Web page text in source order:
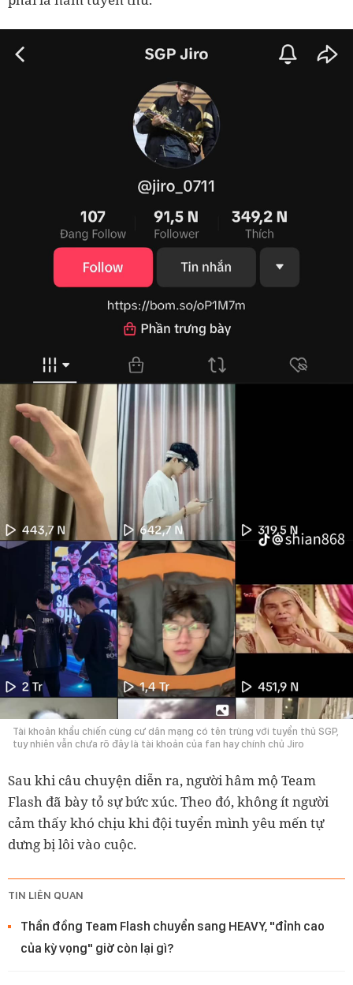
Tài khoản khẩu chiến cùng cư dân mạng có tên trùng với tuyển thủ SGP,
tuy nhiên vẫn chưa rõ đây là tài khoản của fan hay chính chủ Jiro
Sau khi câu chuyện diễn ra, người hâm mộ Team
Flash đã bày tỏ sự bức xúc. Theo đó, không ít người
cảm thấy khó chịu khi đội tuyển mình yêu mến tự
dưng bị lôi vào cuộc.
TIN LIÊN QUAN
Thần đồng Team Flash chuyển sang HEAVY, "đỉnh cao
của kỳ vọng" giờ còn lại gì?